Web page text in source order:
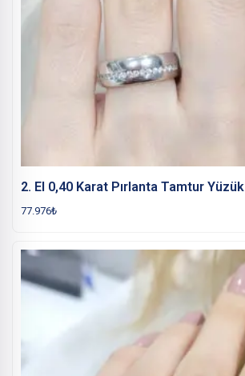
2. El 0,40 Karat Pırlanta Tamtur Yüzük
77.976₺